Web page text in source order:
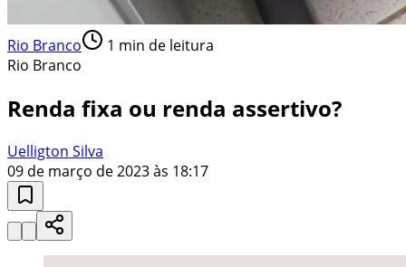
Rio Branco 1 min de leitura
Rio Branco
Renda fixa ou renda assertivo?
Uelligton Silva
09 de março de 2023 às 18:17